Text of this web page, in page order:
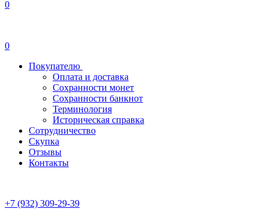
0
0
Покупателю
Оплата и доставка
Сохранности монет
Сохранности банкнот
Терминология
Историческая справка
Сотрудничество
Скупка
Отзывы
Контакты
+7 (932) 309-29-39